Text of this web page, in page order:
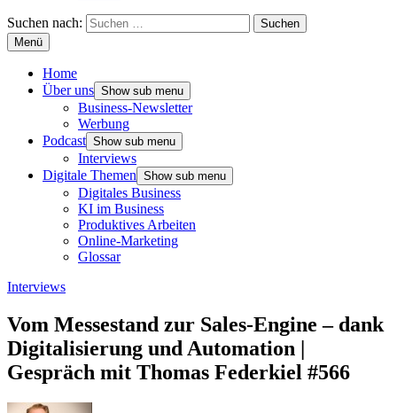
Suchen nach:
Menü
Home
Über uns Show sub menu
Business-Newsletter
Werbung
Podcast Show sub menu
Interviews
Digitale Themen Show sub menu
Digitales Business
KI im Business
Produktives Arbeiten
Online-Marketing
Glossar
Interviews
Vom Messestand zur Sales-Engine – dank
Digitalisierung und Automation |
Gespräch mit Thomas Federkiel #566